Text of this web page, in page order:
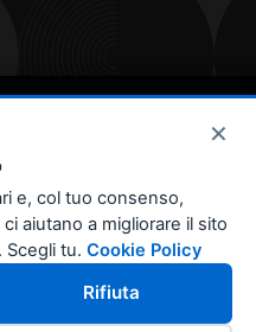
. All rights reserved
×
e, col tuo consenso,
aiutano a migliorare il sito
tu. Cookie Policy
Rifiuta